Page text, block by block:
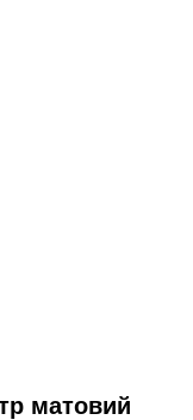
матовий